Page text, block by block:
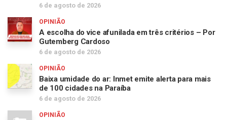
6 de agosto de 2026
OPINIÃO
A escolha do vice afunilada em três critérios – Por
Gutemberg Cardoso
6 de agosto de 2026
OPINIÃO
Baixa umidade do ar: Inmet emite alerta para mais
de 100 cidades na Paraíba
6 de agosto de 2026
OPINIÃO